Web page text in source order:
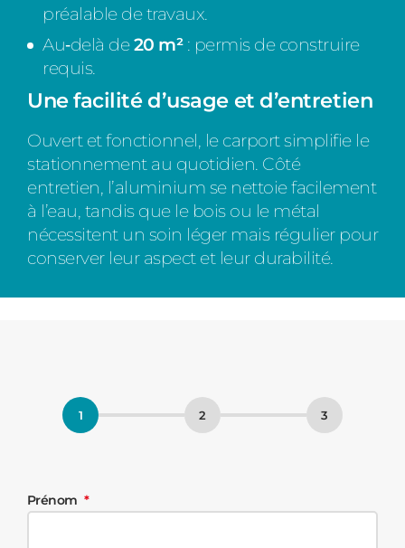
préalable de travaux.
Au‑delà de20 m²: permis de construire
requis.
Une facilité d’usage et d’entretien
Ouvert et fonctionnel, le carport simplifie le
stationnement au quotidien. Côté
entretien, l’aluminium se nettoie facilement
à l’eau, tandis que le bois ou le métal
nécessitent un soin léger mais régulier pour
conserver leur aspect et leur durabilité.
Prénom